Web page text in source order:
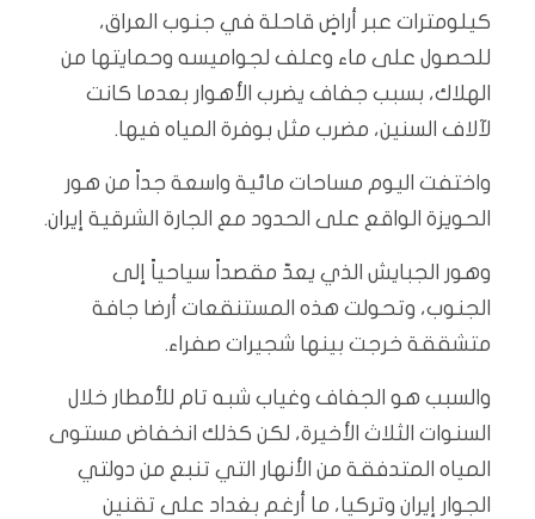
كيلومترات عبر أراضٍ قاحلة في جنوب العراق،
للحصول على ماء وعلف لجواميسه وحمايتها من
الهلاك، بسبب جفاف يضرب الأهوار بعدما كانت
لآلاف السنين، مضرب مثل بوفرة المياه فيها.
واختفت اليوم مساحات مائية واسعة جداً من هور
الحويزة الواقع على الحدود مع الجارة الشرقية إيران.
وهور الجبايش الذي يعدّ مقصداً سياحياً إلى
الجنوب، وتحولت هذه المستنقعات أرضا جافة
متشققة خرجت بينها شجيرات صفراء.
والسبب هو الجفاف وغياب شبه تام للأمطار خلال
السنوات الثلاث الأخيرة، لكن كذلك انخفاض مستوى
المياه المتدفقة من الأنهار التي تنبع من دولتي
الجوار إيران وتركيا، ما أرغم بغداد على تقنين